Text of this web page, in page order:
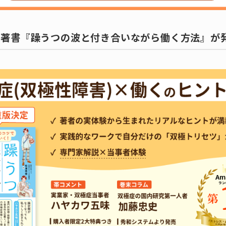
書『躁うつの波と付き合いながら働く方法』が